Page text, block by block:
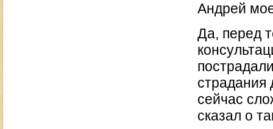
Андрей
Да, перед
страдания
сейчас
сказал о